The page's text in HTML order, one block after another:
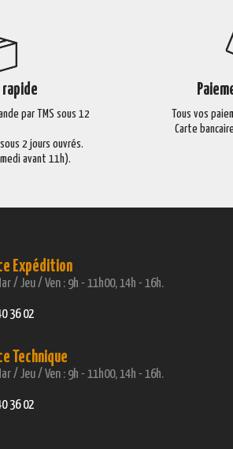
rapide
par TMS sous 12
2 jours ouvrés.
avant 11h).
Tous vos
Carte
Expédition
/ Jeu / Ven : 9h - 11h00, 14h - 16h.
36 02
Technique
/ Jeu / Ven : 9h - 11h00, 14h - 16h.
36 02